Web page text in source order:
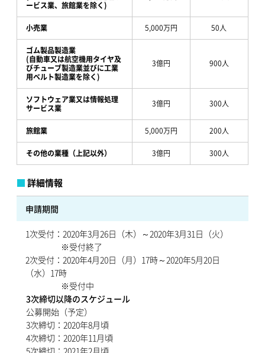
ービス業、旅館業を除く)
小売業 5,000万円 50人
ゴム製品製造業
(自動車又は航空機用タイヤ及
びチューブ製造業並びに工業
用ベルト製造業を除く)
3億円 900人
ソフトウェア業又は情報処理
サービス業
3億円 300人
旅館業 5,000万円 200人
その他の業種 （上記以外） 3億円 300人
詳細情報
申請期間
1次受付：2020年3月26日（木）～2020年3月31日（火）
※受付終了
2次受付：2020年4月20日（月）17時～2020年5月20日
（水）17時
※受付中
3次締切以降のスケジュール
公募開始（予定）
3次締切：2020年8月頃
4次締切：2020年11月頃
5次締切：2021年2月頃